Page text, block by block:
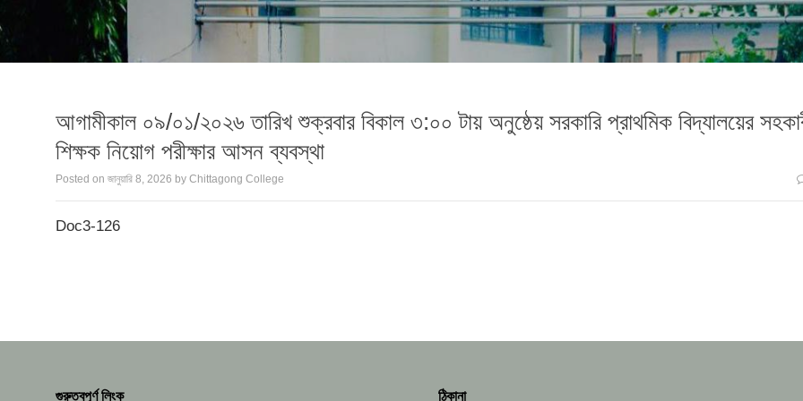
আগামীকাল ০৯/০১/২০২৬ তারিখ শুক্রবার বিকাল ৩:০০ টায় অনুষ্ঠেয় সরকারি প্রাথমিক বিদ্যালয়ের
শিক্ষক নিয়োগ পরীক্ষার আসন ব্যবস্থা
Posted on জানুয়ারি 8, 2026 by Chittagong College
Doc3-126
গুরুত্বপূর্ণ লিংক ঠিকানা